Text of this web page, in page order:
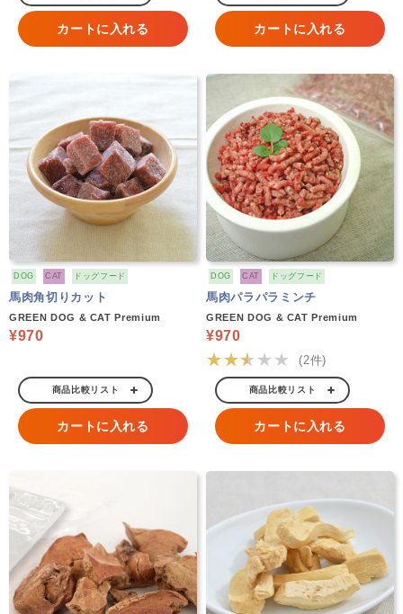
カートに入れる カートに入れる
DOG CAT ドッグフード
馬肉角切りカット
GREEN DOG & CAT Premium
¥970
商品比較リスト
カートに入れる
DOG CAT ドッグフード
馬肉パラパラミンチ
GREEN DOG & CAT Premium
¥970
★★★★★ (2件)
商品比較リスト
カートに入れる